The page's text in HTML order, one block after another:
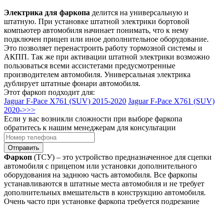
Электрика для фаркопа делится на универсальную и
штатную. При установке штатной электрики бортовой
компьютер автомобиля начинает понимать, что к нему
подключен прицеп или иное дополнительное оборудование.
Это позволяет перенастроить работу тормозной системы и
АКПП. Так же при активации штатной электрики возможно
пользоваться всеми ассистетами предусмотренные
производителем автомобиля. Универсальная электрика
дублирует штатные фонари автомобиля.
Этот фаркоп подходит для:
Jaguar F-Pace X761 (SUV) 2015-2020 Jaguar F-Pace X761 (SUV)
2020->>>
Если у вас возникли сложности при выборе фаркопа
обратитесь к нашим менеджерам для консультации
Отправить
Фаркоп (ТСУ) – это устройство предназначенное для сцепки
автомобиля с прицепом или установки дополнительного
оборудования на заднюю часть автомобиля. Все фаркопы
устанавливаются в штатные места автомобиля и не требует
дополнительных вмешательств в конструкцию автомобиля.
Очень часто при установке фаркопа требуется подрезание